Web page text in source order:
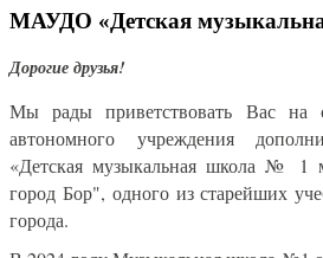
МАУДО «Детская
Дорогие друзья!
Мы рады приветствовать Вас на
автономного учреждения
«Детская музыкальная школа № 1
город Бор", одного из старейших
города.